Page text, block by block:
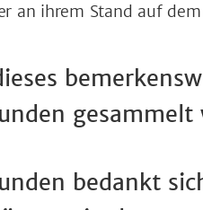
an ihrem Stand auf
gesammelt
bedankt